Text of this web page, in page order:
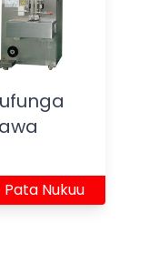
Pata Nukuu